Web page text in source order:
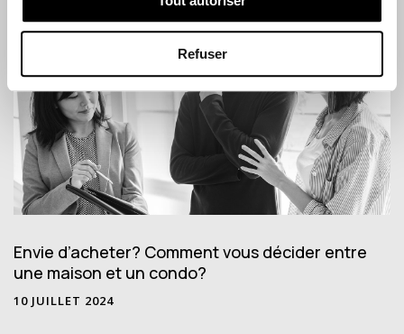
Refuser
Envie d’acheter? Comment vous décider entre
une maison et un condo?
10 JUILLET 2024